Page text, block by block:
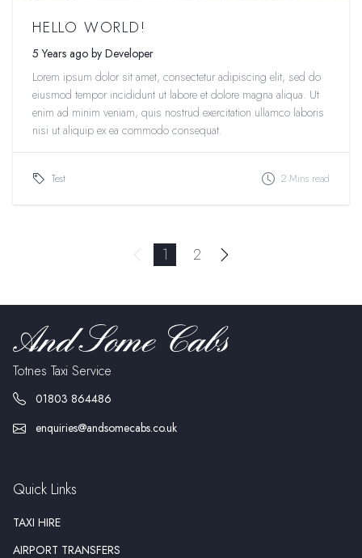
HELLO WORLD!
5 Years ago by Developer
Lorem ipsum dolor sit amet, consectetur adipiscing elit, sed do
eiusmod tempor incididunt ut labore et dolore magna aliqua. Ut
enim ad minim veniam, quis nostrud exercitation ullamco laboris
nisi ut aliquip ex ea commodo consequat.
Test 2 Mins read
Previous page
You're on page
1 Page
2
Totnes Taxi Service
01803 864486
enquiries@andsomecabs.co.uk
Quick Links
TAXI HIRE
AIRPORT TRANSFERS